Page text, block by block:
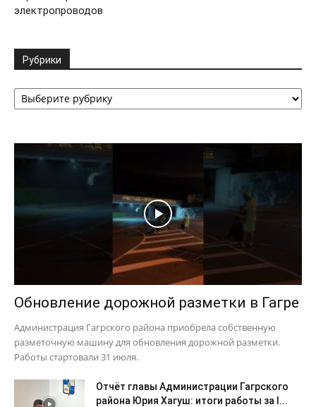
электропроводов
Рубрики
Рубрики
Обновление дорожной разметки в Гагре
Администрация Гагрского района приобрела собственную
разметочную машину для обновления дорожной разметки.
Работы стартовали 31 июля.
Отчёт главы Администрации Гагрского
района Юрия Хагуш: итоги работы за I...